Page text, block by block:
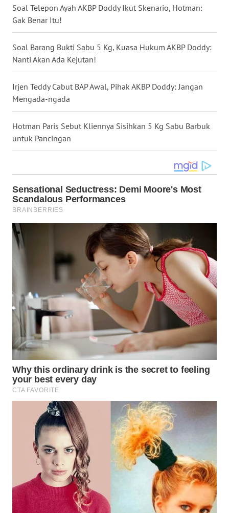
Soal Telepon Ayah AKBP Doddy Ikut Skenario, Hotman:
Gak Benar Itu!
Soal Barang Bukti Sabu 5 Kg, Kuasa Hukum AKBP Doddy:
Nanti Akan Ada Kejutan!
Irjen Teddy Cabut BAP Awal, Pihak AKBP Doddy: Jangan
Mengada-ngada
Hotman Paris Sebut Kliennya Sisihkan 5 Kg Sabu Barbuk
untuk Pancingan
WN
NUSANTARA
WN
JOGJA
WN
JATIM
WN
BALI
KALBAR
WN
KALTENG
KALTARA
KALTIM
WN
SULSEL
WN
GORONTALO
WN
SULUT
WN
MALUKU
WN